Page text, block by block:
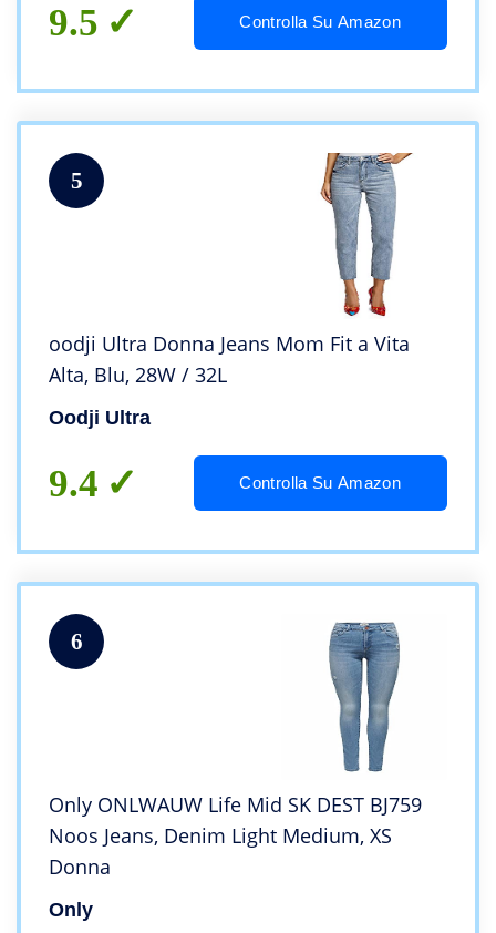
9.5 Controlla Su Amazon
5
oodji Ultra Donna Jeans Mom Fit a Vita
Alta, Blu, 28W / 32L
Oodji Ultra
9.4 Controlla Su Amazon
6
Only ONLWAUW Life Mid SK DEST BJ759
Noos Jeans, Denim Light Medium, XS
Donna
Only